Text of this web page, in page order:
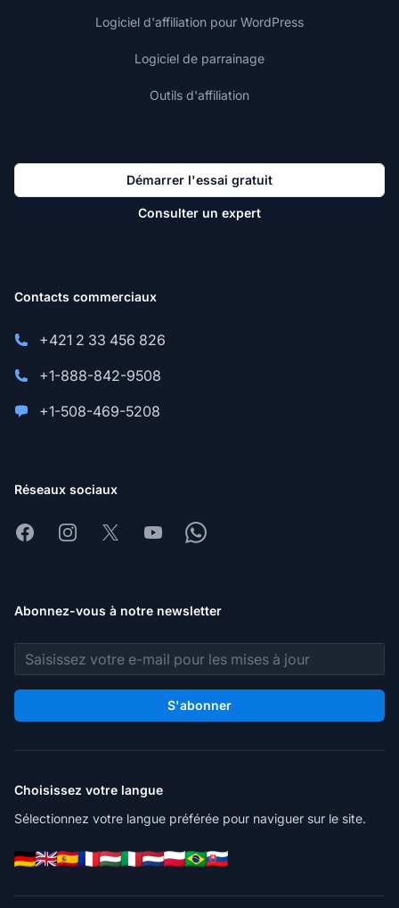
Logiciel d'affiliation pour WordPress
Logiciel de parrainage
Outils d'affiliation
Démarrer l'essai gratuit
Consulter un expert
Contacts commerciaux
+421 2 33 456 826
+1-888-842-9508
+1-508-469-5208
Réseaux sociaux
FacebookInstagram
X YoutubeWhatsapp
Abonnez-vous à notre newsletter
Adresse e-mail
S'abonner
Choisissez votre langue
Sélectionnez votre langue préférée pour naviguer sur le site.